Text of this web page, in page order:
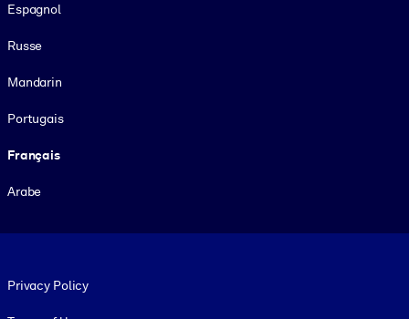
Espagnol
Russe
Mandarin
Portugais
Français
Arabe
Privacy Policy